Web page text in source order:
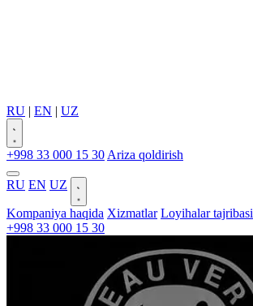
RU | EN | UZ
+998 33 000 15 30 Ariza qoldirish
RU EN UZ
Kompaniya haqida Xizmatlar Loyihalar tajribasi
+998 33 000 15 30